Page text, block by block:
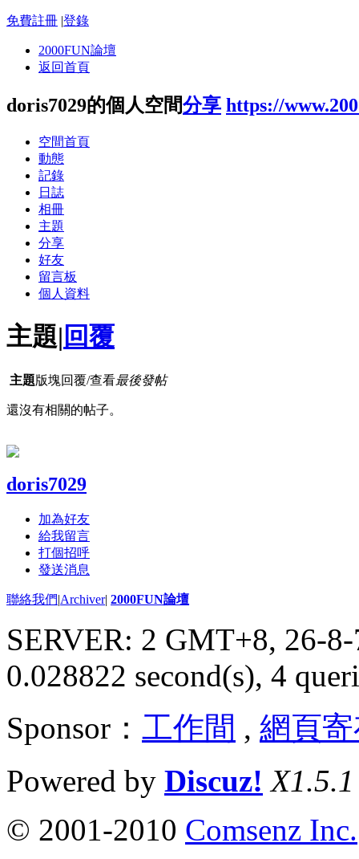
免費註冊 |登錄
2000FUN論壇
返回首頁
doris7029的個人空間分享 https://
空間首頁
動態
記錄
日誌
相冊
主題
分享
好友
留言板
個人資料
主題| 回覆
主題版塊回覆/查看最後發帖
還沒有相關的帖子。
doris7029
加為好友
給我留言
打個招呼
發送消息
聯絡我們|Archiver| 2000FUN論壇
SERVER: 2 GMT+8, 26-
0.028822 second(s), 4
Sponsor： 工作間 , 網頁
Powered by Discuz! X1.5.1
© 2001-2010 Comsenz Inc.